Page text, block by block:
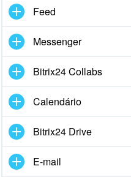
Feed
Messenger
Bitrix24 Collabs
Calendário
Bitrix24 Drive
E-mail